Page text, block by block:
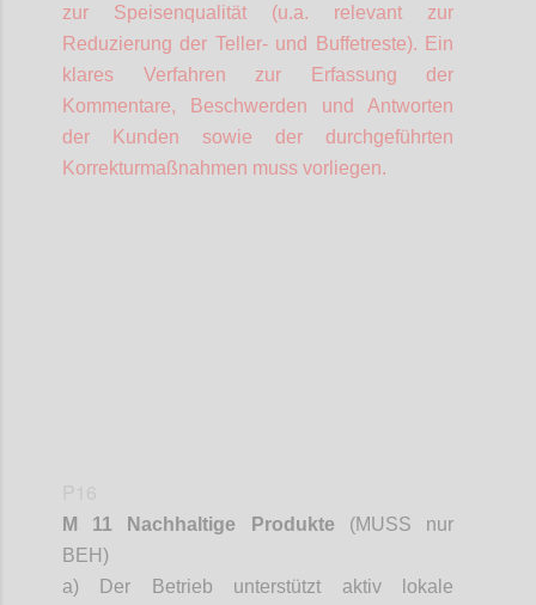
zur Speisenqualität (u.a. relevant zur
Reduzierung der Teller- und Buffetreste). Ein
klares Verfahren zur Erfassung der
Kommentare, Beschwerden und Antworten
der Kunden sowie der durchgeführten
Korrekturmaßnahmen muss vorliegen.
M 11 Nachhaltige Produkte (MUSS nur
BEH)
a) Der Betrieb unterstützt aktiv lokale